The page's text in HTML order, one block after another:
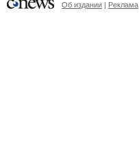
Об издании | Реклама